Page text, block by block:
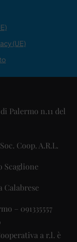
(UE)
Palermo n.11 del
Coop. A.R.L.
Scaglione
Calabrese
– 091335557
a r.l. è